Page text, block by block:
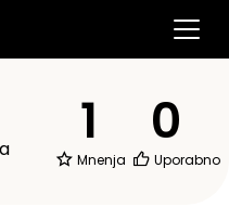
1
Mnenja
0
Uporabno